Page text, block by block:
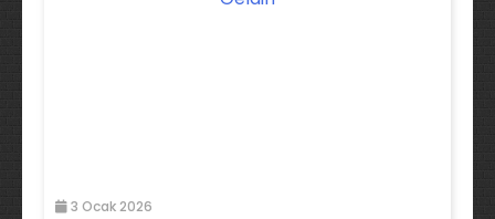
3 Ocak 2026